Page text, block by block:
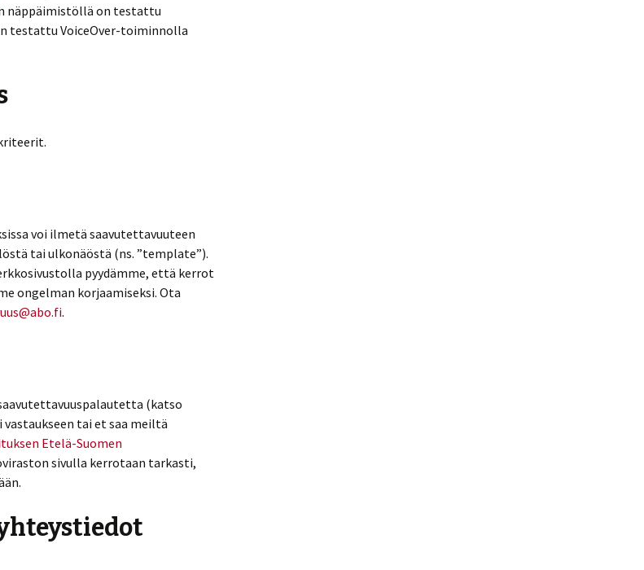
näppäimistöllä on testattu
testattu VoiceOver-toiminnolla
voi ilmetä saavutettavuuteen
tai ulkonäöstä (ns. ”template”).
pyydämme, että kerrot
ongelman korjaamiseksi. Ota
.
(katso
tai et saa meiltä
Etelä-Suomen
sivulla kerrotaan tarkasti,